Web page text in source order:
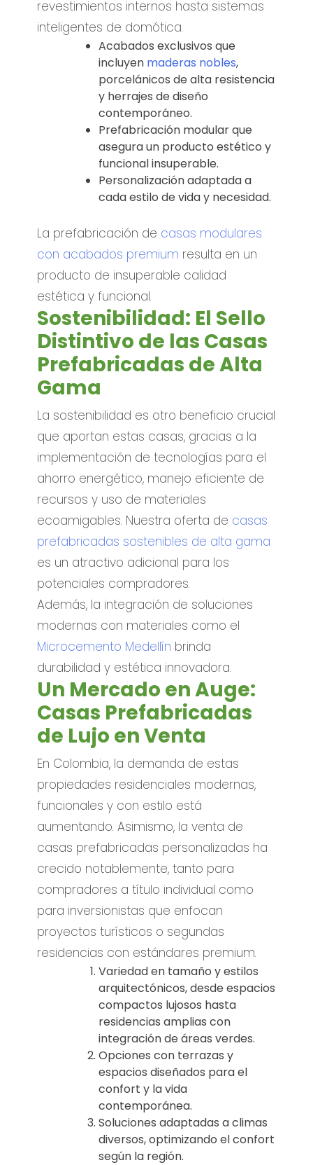
revestimientos internos hasta sistemas
inteligentes de domótica.
Acabados exclusivos que
incluyen maderas nobles,
porcelánicos de alta resistencia
y herrajes de diseño
contemporáneo.
Prefabricación modular que
asegura un producto estético y
funcional insuperable.
Personalización adaptada a
cada estilo de vida y necesidad.
La prefabricación de casas modulares
con acabados premium resulta en un
producto de insuperable calidad
estética y funcional.
Sostenibilidad: El Sello
Distintivo de las Casas
Prefabricadas de Alta
Gama
La sostenibilidad es otro beneficio crucial
que aportan estas casas, gracias a la
implementación de tecnologías para el
ahorro energético, manejo eficiente de
recursos y uso de materiales
ecoamigables. Nuestra oferta de casas
prefabricadas sostenibles de alta gama
es un atractivo adicional para los
potenciales compradores.
Además, la integración de soluciones
modernas con materiales como el
Microcemento Medellín brinda
durabilidad y estética innovadora.
Un Mercado en Auge:
Casas Prefabricadas
de Lujo en Venta
En Colombia, la demanda de estas
propiedades residenciales modernas,
funcionales y con estilo está
aumentando. Asimismo, la venta de
casas prefabricadas personalizadas ha
crecido notablemente, tanto para
compradores a título individual como
para inversionistas que enfocan
proyectos turísticos o segundas
residencias con estándares premium.
Variedad en tamaño y estilos
arquitectónicos, desde espacios
compactos lujosos hasta
residencias amplias con
integración de áreas verdes.
Opciones con terrazas y
espacios diseñados para el
confort y la vida
contemporánea.
Soluciones adaptadas a climas
diversos, optimizando el confort
según la región.